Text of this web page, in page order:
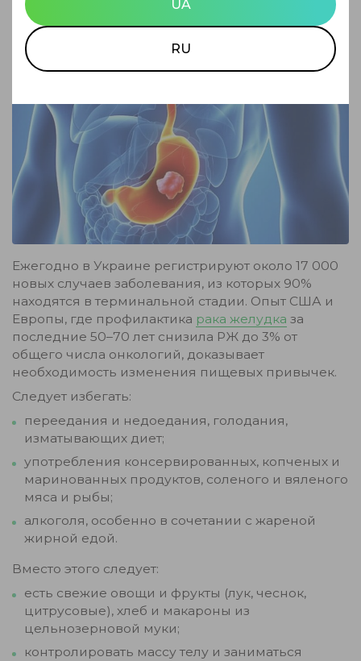
Ежегодно в Украине регистрируют около 17 000
новых случаев заболевания, из которых 90%
находятся в терминальной стадии. Опыт США и
Европы, где профилактика рака желудка за
последние 50–70 лет снизила РЖ до 3% от
общего числа онкологий, доказывает
необходимость изменения пищевых привычек.
Следует избегать:
переедания и недоедания, голодания,
изматывающих диет;
употребления консервированных, копченых и
маринованных продуктов, соленого и вяленого
мяса и рыбы;
алкоголя, особенно в сочетании с жареной
жирной едой.
Вместо этого следует:
есть свежие овощи и фрукты (лук, чеснок,
цитрусовые), хлеб и макароны из
цельнозерновой муки;
контролировать массу телу и заниматься
UA
RU